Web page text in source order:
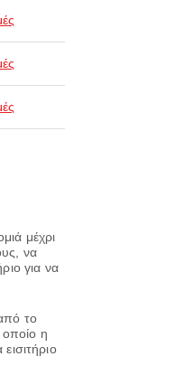
μέχρι
να
για να
το
οποίο η